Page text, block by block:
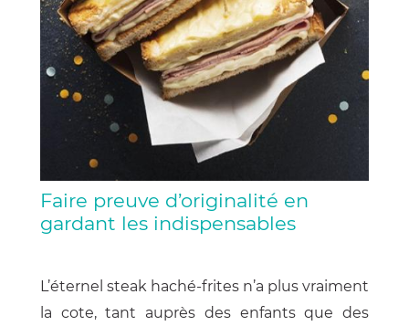
Faire preuve d’originalité en
gardant les indispensables
L’éternel steak haché-frites n’a plus vraiment
la cote, tant auprès des enfants que des